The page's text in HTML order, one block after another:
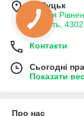
м. Луцьк
вулиця
область,
Контакти
Сьогодні
Показати
Про нас